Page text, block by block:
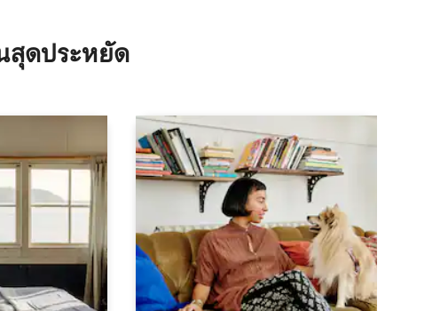
สุดประหยัด